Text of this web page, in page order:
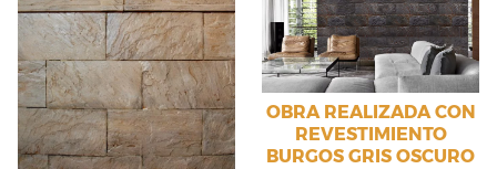
OBRA REALIZADA CON
REVESTIMIENTO
BURGOS GRIS OSCURO